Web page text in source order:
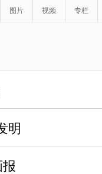
图片 视频 专栏
明